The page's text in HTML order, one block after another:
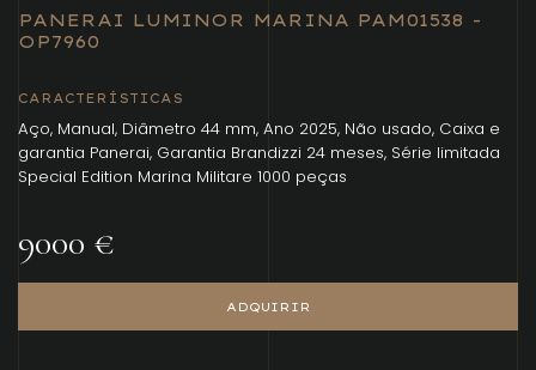
PANERAI LUMINOR MARINA PAM01538 -
OP7960
CARACTERÍSTICAS
Aço, Manual, Diâmetro 44 mm, Ano 2025, Não usado, Caixa e
garantia Panerai, Garantia Brandizzi 24 meses, Série limitada
Special Edition Marina Militare 1000 peças
9000 €
ADQUIRIR